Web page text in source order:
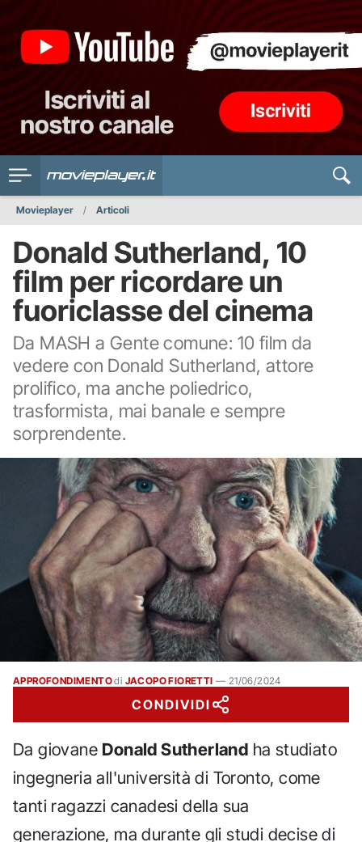
Movieplayer Articoli
Donald Sutherland, 10
film per ricordare un
fuoriclasse del cinema
Da MASH a Gente comune: 10 film da
vedere con Donald Sutherland, attore
prolifico, ma anche poliedrico,
trasformista, mai banale e sempre
sorprendente.
APPROFONDIMENTOdi JACOPO FIORETTI — 21/06/2024
CONDIVIDI
Da giovane Donald Sutherland ha studiato
ingegneria all'università di Toronto, come
tanti ragazzi canadesi della sua
generazione, ma durante gli studi decise di